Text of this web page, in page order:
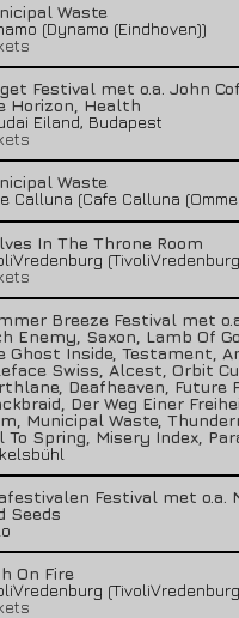
Waste
(Dynamo (Eindhoven))
Festival met o.a. John
Horizon, Health
Eiland, Budapest
Waste
Calluna (Cafe Calluna
In The Throne Room
Breeze Festival met
Enemy, Saxon, Lamb Of
Ghost Inside, Testament,
Swiss, Alcest, Orbit
Deafheaven, Future
Der Weg Einer
Municipal Waste,
To Spring, Misery Index,
Festival met o.a.
Seeds
On Fire